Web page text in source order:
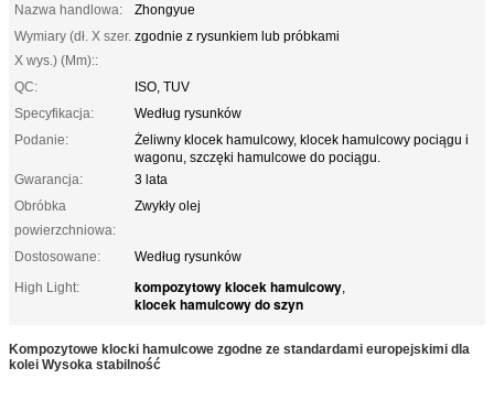
Nazwa handlowa:
Zhongyue
Wymiary (dł. X szer.
X wys.) (Mm)::
zgodnie z rysunkiem lub próbkami
QC:
ISO, TUV
Specyfikacja:
Według rysunków
Podanie:
Żeliwny klocek hamulcowy, klocek hamulcowy pociągu i
wagonu, szczęki hamulcowe do pociągu.
Gwarancja:
3 lata
Obróbka
powierzchniowa:
Zwykły olej
Dostosowane:
Według rysunków
High Light:
kompozytowy klocek hamulcowy,
klocek hamulcowy do szyn
Kompozytowe klocki hamulcowe zgodne ze standardami europejskimi dla
kolei Wysoka stabilność